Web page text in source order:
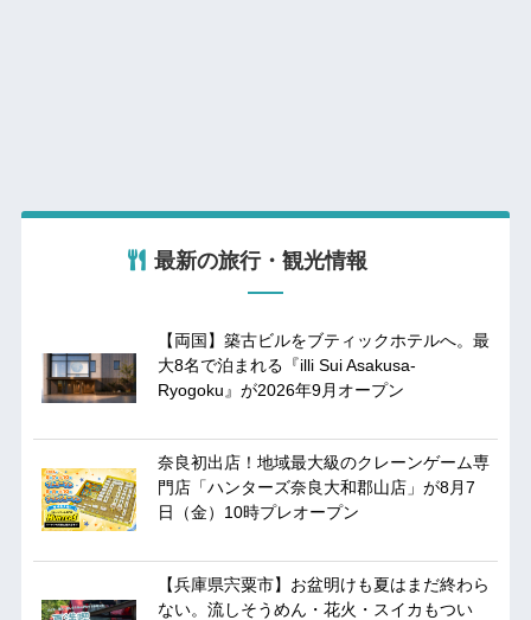
最新の旅行・観光情報
【両国】築古ビルをブティックホテルへ。最
大8名で泊まれる『illi Sui Asakusa-
Ryogoku』が2026年9月オープン
奈良初出店！地域最大級のクレーンゲーム専
門店「ハンターズ奈良大和郡山店」が8月7
日（金）10時プレオープン
【兵庫県宍粟市】お盆明けも夏はまだ終わら
ない。流しそうめん・花火・スイカもつい